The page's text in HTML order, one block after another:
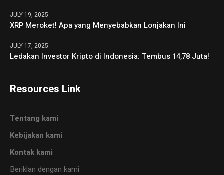
JULY 19, 2025
XRP Meroket! Apa yang Menyebabkan Lonjakan Ini
JULY 17, 2025
Ledakan Investor Kripto di Indonesia: Tembus 14,78 Juta!
Resources Link
Tentang kami
Kebijakan kami
Kontak kami
Beriklan dengan kami